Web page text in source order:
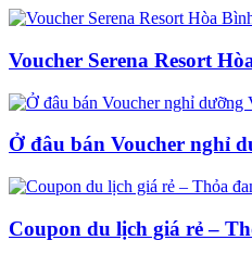
Voucher Serena Resort
Ở đâu bán Voucher nghỉ
Coupon du lịch giá rẻ –